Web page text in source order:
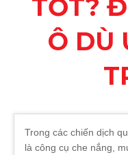
TỐT?
Ô DÙ
Trong các chiến dịch
là công cụ che nắng,